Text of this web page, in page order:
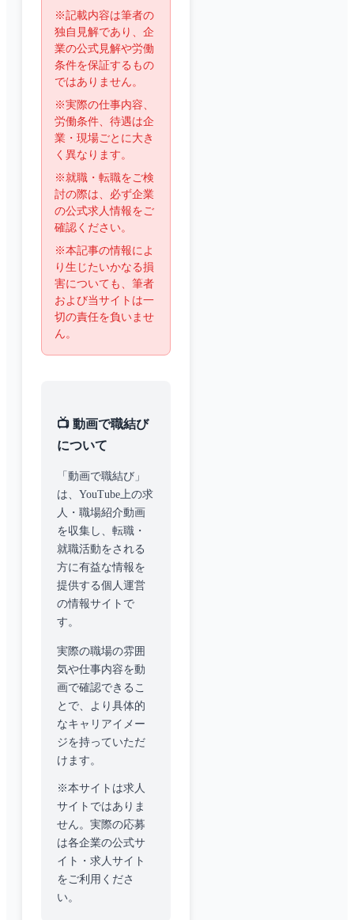
※記載内容は筆者の
独自見解であり、企
業の公式見解や労働
条件を保証するもの
ではありません。
※実際の仕事内容、
労働条件、待遇は企
業・現場ごとに大き
く異なります。
※就職・転職をご検
討の際は、必ず企業
の公式求人情報をご
確認ください。
※本記事の情報によ
り生じたいかなる損
害についても、筆者
および当サイトは一
切の責任を負いませ
ん。
📺 動画で職結び
について
「動画で職結び」
は、YouTube上の求
人・職場紹介動画
を収集し、転職・
就職活動をされる
方に有益な情報を
提供する個人運営
の情報サイトで
す。
実際の職場の雰囲
気や仕事内容を動
画で確認できるこ
とで、より具体的
なキャリアイメー
ジを持っていただ
けます。
※本サイトは求人
サイトではありま
せん。実際の応募
は各企業の公式サ
イト・求人サイト
をご利用くださ
い。